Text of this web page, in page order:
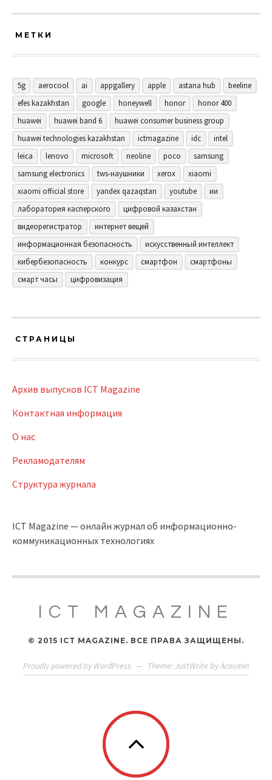
МЕТКИ
5g aerocool ai appgallery apple astana hub
beeline
efes kazakhstan
google honeywell honor
honor 400
huawei
huawei band 6
huawei consumer business group
huawei technologies kazakhstan
ictmagazine idc
intel
leica
lenovo microsoft neoline poco
samsung
samsung electronics
tws-наушники xerox
xiaomi
xiaomi official store
yandex qazaqstan youtube
ии
лаборатория касперского
цифровой казахстан
видеорегистратор
интернет вещей
информационная безопасность
искусственный интеллект
кибербезопасность
конкурс смартфон
смартфоны
смарт часы
цифровизация
СТРАНИЦЫ
Архив выпусков ICT Magazine
Контактная информация
О нас
Рекламодателям
Структура журнала
ICT Magazine — онлайн журнал об информационно-
коммуникационных технологиях
ICT MAGAZINE
© 2015 ICT MAGAZINE. ВСЕ ПРАВА ЗАЩИЩЕНЫ.
Proudly powered by WordPress — Theme: JustWrite byAcosmin